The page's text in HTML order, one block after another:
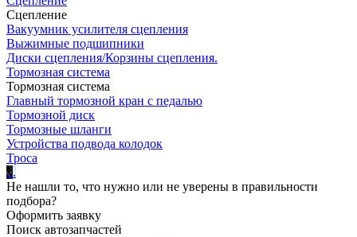
Сцепление
Вакуумник усилителя сцепления
Выжимные подшипники
Диски сцепления/Корзины сцепления.
Тормозная система
Тормозная система
Главный тормозной кран с педалью
Тормозной диск
Тормозные шланги
Устройства подвода колодок
Троса
...
Не нашли то, что нужно или не уверены в правильности
подбора?
Оформить заявку
Поиск автозапчастей